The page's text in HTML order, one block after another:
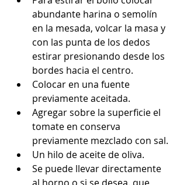
abundante harina o semolín
en la mesada, volcar la masa y
con las punta de los dedos
estirar presionando desde los
bordes hacia el centro.
Colocar en una fuente
previamente aceitada.
Agregar sobre la superficie el
tomate en conserva
previamente mezclado con sal.
Un hilo de aceite de oliva.
Se puede llevar directamente